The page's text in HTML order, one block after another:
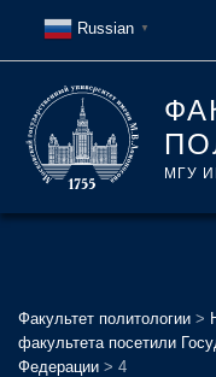
МГУ
Факультет политологии >
факультета посетили
Федерации > 4
Russian ▼